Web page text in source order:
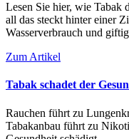
Lesen Sie hier, wie Tabak
all das steckt hinter einer
Wasserverbrauch und
Zum Artikel
Tabak schadet der
Rauchen führt zu
Tabakanbau führt zu